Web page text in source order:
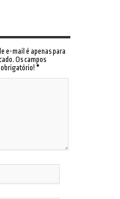
e-mail é apenas para
Os campos
obrigatório! *